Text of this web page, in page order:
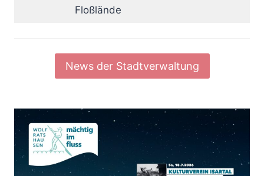
Floßlände
News der Stadtverwaltung